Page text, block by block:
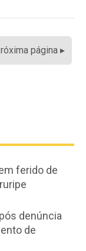
página ▸
ferido de
denúncia
de